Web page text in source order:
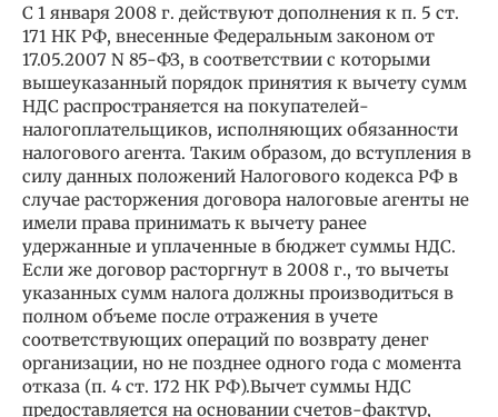
С 1 января 2008 г. действуют дополнения к п. 5 ст.
171 НК РФ, внесенные Федеральным законом от
17.05.2007 N 85-ФЗ, в соответствии с которыми
вышеуказанный порядок принятия к вычету сумм
НДС распространяется на покупателей-
налогоплательщиков, исполняющих обязанности
налогового агента. Таким образом, до вступления в
силу данных положений Налогового кодекса РФ в
случае расторжения договора налоговые агенты не
имели права принимать к вычету ранее
удержанные и уплаченные в бюджет суммы НДС.
Если же договор расторгнут в 2008 г., то вычеты
указанных сумм налога должны производиться в
полном объеме после отражения в учете
соответствующих операций по возврату денег
организации, но не позднее одного года с момента
отказа (п. 4 ст. 172 НК РФ).Вычет суммы НДС
предоставляется на основании счетов-фактур,